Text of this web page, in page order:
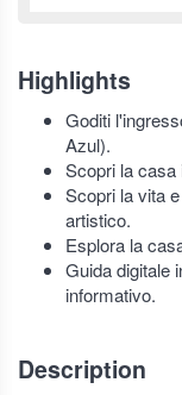
Highlights
Goditi
Azul).
Scopri la casa
Scopri la vita
artistico.
Esplora la
Guida digitale
informativo.
Description